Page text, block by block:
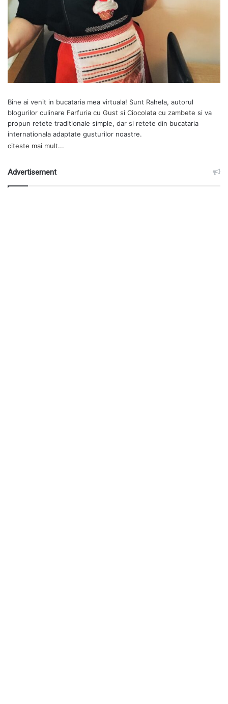
Bine ai venit in bucataria mea virtuala! Sunt Rahela, autorul
blogurilor culinare Farfuria cu Gust si Ciocolata cu zambete si va
propun retete traditionale simple, dar si retete din bucataria
internationala adaptate gusturilor noastre.
citeste mai mult...
Advertisement